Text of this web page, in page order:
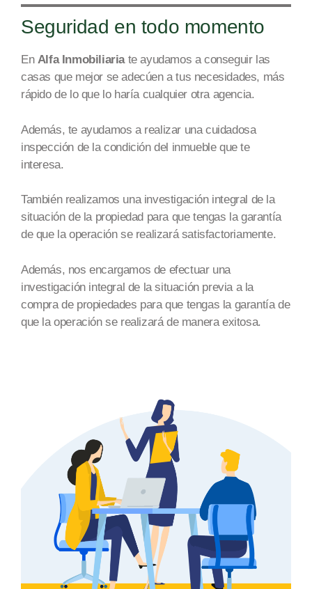
Seguridad en todo momento
En Alfa Inmobiliariate ayudamos a conseguirlas
casas que mejor seadecúen a tus necesidades, más
rápido de lo que lo haría cualquier otra agencia.
Además, te ayudamos a realizar unacuidadosa
inspección de la condición del inmueble que te
interesa.
También realizamos una investigación integral de la
situaciónde la propiedad para que tengas la garantía
de que la operación se realizará satisfactoriamente.
Además, nos encargamos de efectuar una
investigación integral de la situación previa a la
compra de propiedades para que tengas la garantía de
que la operación se realizaráde manera exitosa.